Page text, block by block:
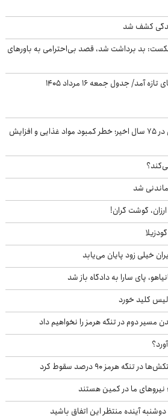
کشف شد
بد برداشت شد، قصد بی‌احترامی به باورهای
آمد/ جدول جمعه ۱۶ مرداد ۱۴۰۵
قوی‌ترین الگوی آب و هوایی در ۷۵ سال اخیر؛ خطر کمبود مواد غذایی و افزایش
شد
گوشت گران!
خیلی زود پایان می‌یابد
پای سارا به دادگاه باز شد
کلید خورد
مسیر دوم در تنگه هرمز را نخواهیم داد
هرمز ۹۰ درصد سقوط کرد
ما در کمین هستند
آینده منتظر این اتفاق باشید